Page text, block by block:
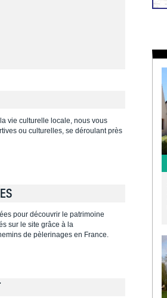
vie culturelle locale, nous vous
ou culturelles, se déroulant près
pour découvrir le patrimoine
sur le site grâce à la
de pèlerinages en France.